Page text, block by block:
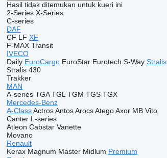
Hasil tidak ditemukan untuk kueri ini
2-Series X-Series
C-series
DAF
CF LF XF
F-MAX Transit
IVECO
Daily EuroCargo EuroStar Eurotech S-Way Stralis
Stralis 430
Trakker
MAN
A-series TGA TGL TGM TGS TGX
Mercedes-Benz
A-Class Actros Antos Arocs Atego Axor MB Vito
Canter L-series
Atleon Cabstar Vanette
Movano
Renault
Kerax Magnum Master Midlum Premium